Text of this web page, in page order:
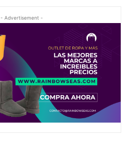
- Advertisement -